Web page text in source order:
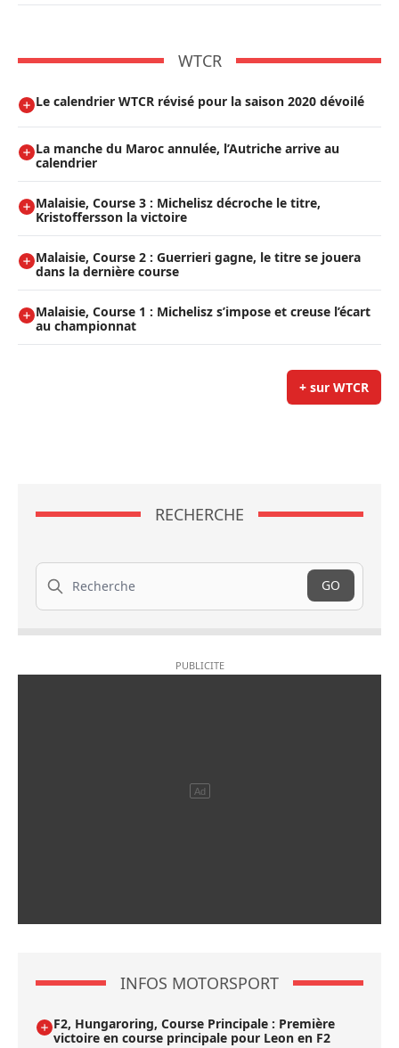
WTCR
Le calendrier WTCR révisé pour la saison 2020 dévoilé
La manche du Maroc annulée, l’Autriche arrive au
calendrier
Malaisie, Course 3 : Michelisz décroche le titre,
Kristoffersson la victoire
Malaisie, Course 2 : Guerrieri gagne, le titre se jouera
dans la dernière course
Malaisie, Course 1 : Michelisz s’impose et creuse l’écart
au championnat
+ sur WTCR
RECHERCHE
Recherche
GO
INFOS MOTORSPORT
F2, Hungaroring, Course Principale : Première
victoire en course principale pour Leon en F2